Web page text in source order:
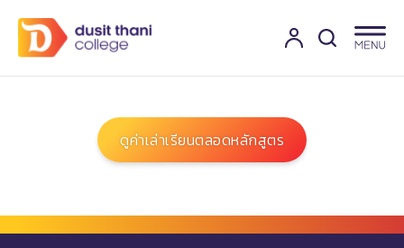
ดูค่าเล่าเรียนตลอดหลักสูตร